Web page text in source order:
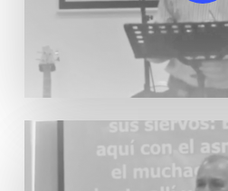
Play Video